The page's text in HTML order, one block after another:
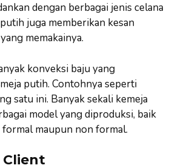
dengan berbagai jenis celana
juga memberikan kesan
memakainya.
konveksi baju yang
putih. Contohnya seperti
satu ini. Banyak sekali kemeja
model yang diproduksi, baik
maupun non formal.